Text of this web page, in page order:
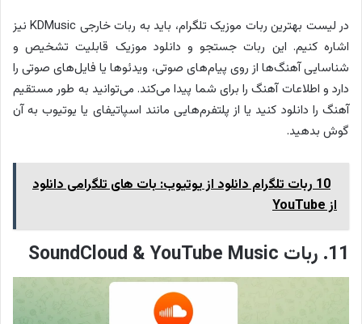
در لیست بهترین ربات موزیک تلگرام، باید به ربات خارجی KDMusic نیز
اشاره کنیم. این ربات جستجو و دانلود موزیک قابلیت تشخیص و
شناسایی آهنگ‌ها از روی پیام‌های صوتی، ویدئوها یا فایل‌های صوتی را
دارد و اطلاعات آهنگ را برای شما پیدا می‌کند. می‌توانید به طور مستقیم
آهنگ را دانلود کنید یا از پلتفرم‌هایی مانند اسپاتیفای یا یوتیوب به آن
گوش بدهید.
10 ربات تلگرام دانلود از یوتیوب: بات های تلگرامی دانلود
از YouTube
11. ربات SoundCloud & YouTube Music